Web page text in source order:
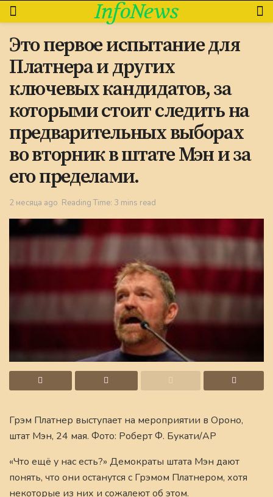
InfoNews
Это первое испытание для
Платнера и других
ключевых кандидатов, за
которыми стоит следить на
предварительных выборах
во вторник в штате Мэн и за
его пределами.
2 месяца ago Reading Time: 3 mins read
Грэм Платнер выступает на мероприятии в Ороно,
штат Мэн, 24 мая. Фото: Роберт Ф. Букати/AP
«Что ещё у нас есть?» Демократы штата Мэн дают
понять, что они останутся с Грэмом Платнером, хотя
некоторые из них и сожалеют об этом.